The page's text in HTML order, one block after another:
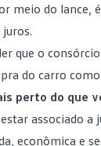
meio do lance,
que o
do carro
perto do que
associado
econômica e